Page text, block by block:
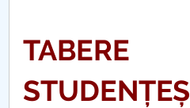
Centrul de Consiliere și
Chestionar angajabilitate
TABERE